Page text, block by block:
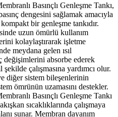
Basınçlı Genleşme Tankı,
dengesini sağlamak amacıyla
bir genleşme tankıdır.
uzun ömürlü kullanım
kolaylaştırarak işletme
meydana gelen ısıl
değişimlerini absorbe ederek
çalışmasına yardımcı olur.
diğer sistem bileşenlerinin
ömrünün uzamasını destekler.
Basınçlı Genleşme Tankı
sıcaklıklarında çalışmaya
sunar. Membran dayanım